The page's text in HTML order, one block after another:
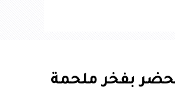
بفخر ملحمة